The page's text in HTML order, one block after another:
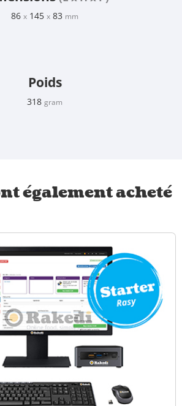
86 x 145 x 83 mm
Poids
318 gram
également acheté